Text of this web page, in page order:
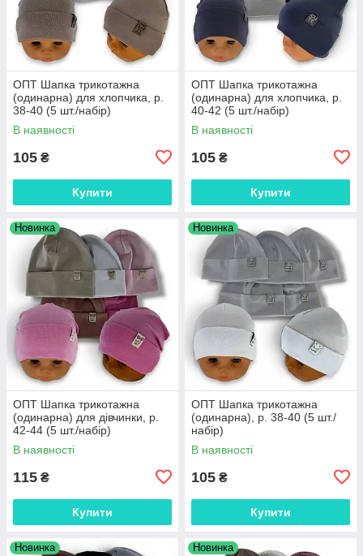
ОПТ Шапка трикотажна
(одинарна) для хлопчика, р.
38-40 (5 шт./набір)
В наявності
105 ₴
Купити
ОПТ Шапка трикотажна
(одинарна) для хлопчика, р.
40-42 (5 шт./набір)
В наявності
105 ₴
Купити
Новинка
ОПТ Шапка трикотажна
(одинарна) для дівчинки, р.
42-44 (5 шт./набір)
В наявності
115 ₴
Купити
Новинка
ОПТ Шапка трикотажна
(одинарна), р. 38-40 (5 шт./
набір)
В наявності
105 ₴
Купити
Новинка Новинка